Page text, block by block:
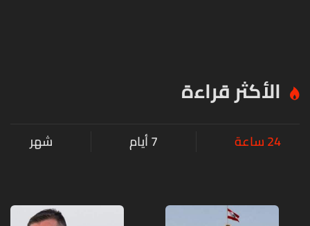
الأكثر قراءة
24 ساعة 7 أيام شهر